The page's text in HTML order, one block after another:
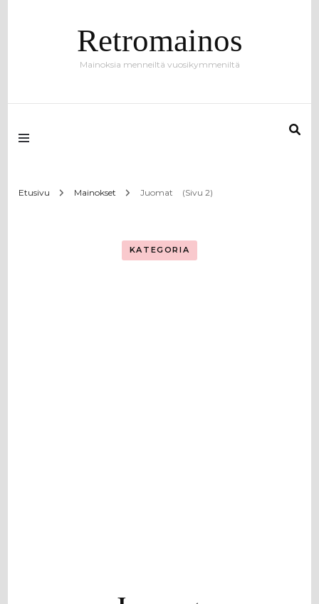
Retromainos
Mainoksia menneiltä vuosikymmeniltä
Etusivu Mainokset Juomat (Sivu 2)
KATEGORIA